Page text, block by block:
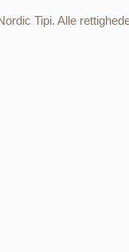
Tipi. Alle